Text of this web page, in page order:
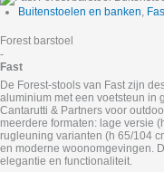
Buitenstoelen en banken,
Forest barstoel
-
Fast
De Forest‑stools van Fast zijn
aluminium met een voetsteun in
Cantarutti & Partners voor
meerdere formaten: lage versie
rugleuning varianten (h 65/104
en moderne woonomgevingen.
elegantie en functionaliteit.